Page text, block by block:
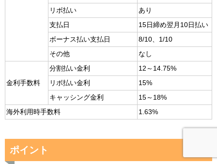
リボ払い
あり
支払日
15日締め翌月10日払い
ボーナス払い支払日
8/10、1/10
その他
なし
金利手数料
分割払い金利
12～14.75%
リボ払い金利
15%
キャッシング金利
15～18%
海外利用時手数料
1.63%
ポイント